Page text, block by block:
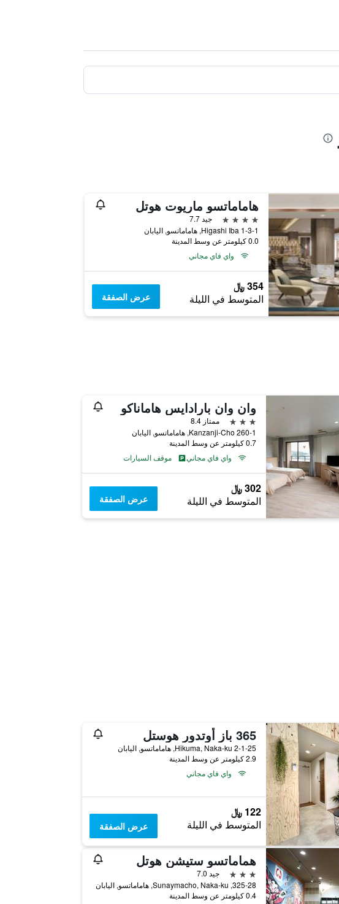
هاماماتسو ماريوت هوتل
4 نجوم
جيد 7.7
1-3-1 Higashi Iba, هاماماتسو, اليابان
0.0 كيلومتر عن وسط المدينة
واي فاي مجاني
354 ﷼
المتوسط في الليلة عرض الصفقة
وان وان بارادايس هاماناكو
3 نجوم
ممتاز 8.4
Kanzanji-Cho 260-1, هاماماتسو, اليابان
0.7 كيلومتر عن وسط المدينة
واي فاي مجاني
موقف السيارات
302 ﷼
المتوسط في الليلة عرض الصفقة
365 باز أوتدور هوستل
2-1-25 Hikuma, Naka-ku, هاماماتسو, اليابان
2.9 كيلومتر عن وسط المدينة
واي فاي مجاني
122 ﷼
المتوسط في الليلة عرض الصفقة
هماماتسو ستيشن هوتل
3 نجوم
جيد 7.0
325-28, Sunaymacho, Naka-ku, هاماماتسو, اليابان
0.4 كيلومتر عن وسط المدينة